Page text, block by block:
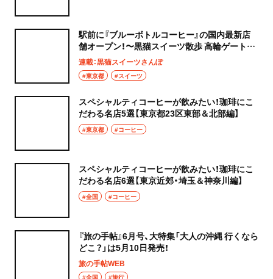
駅前に『ブルーボトルコーヒー』の国内最新店
舗オープン！〜黒猫スイーツ散歩 高輪ゲートウ
ェイ編④〜
連載：黒猫スイーツさんぽ
#東京都 #スイーツ
スペシャルティコーヒーが飲みたい！珈琲にこ
だわる名店5選【東京都23区東部＆北部編】
#東京都 #コーヒー
スペシャルティコーヒーが飲みたい！珈琲にこ
だわる名店6選【東京近郊・埼玉＆神奈川編】
#全国 #コーヒー
『旅の手帖』6月号、大特集「大人の沖縄 行くなら
どこ？」は5月10日発売！
旅の手帖WEB
#全国 #旅行